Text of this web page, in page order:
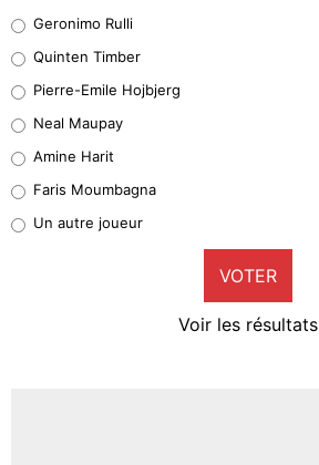
32%
5%
1%
8%
Geronimo Rulli
Quinten Timber
Pierre-Emile Hojbjerg
Neal Maupay
Amine Harit
Faris Moumbagna
Un autre joueur
VOTER
Voir les résultats